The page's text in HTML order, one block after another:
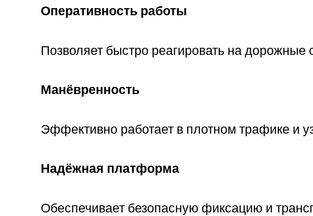
Оперативность работы
Позволяет быстро реагировать на дорожные
Манёвренность
Эффективно работает в плотном трафике и
Надёжная платформа
Обеспечивает безопасную фиксацию и